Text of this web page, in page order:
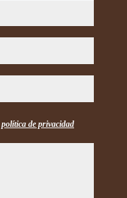
política de privacidad